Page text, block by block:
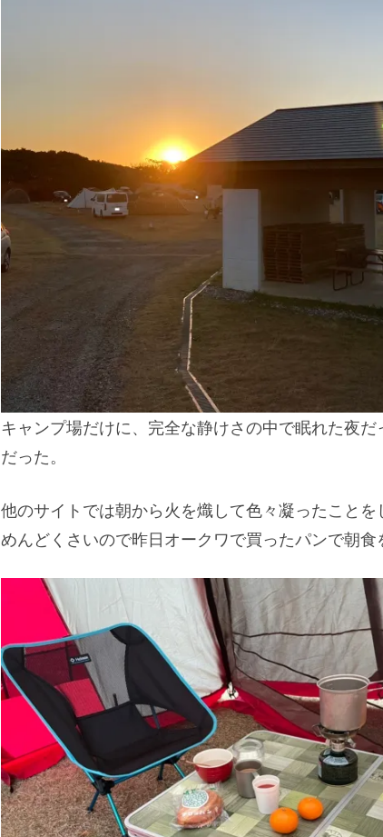
キャンプ場だけに、完全な静けさの中で眠れた夜
だった。
他のサイトでは朝から火を熾して色々凝ったこと
めんどくさいので昨日オークワで買ったパンで朝食